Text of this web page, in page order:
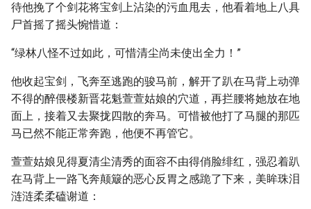
待他挽了个剑花将宝剑上沾染的污血甩去，他看着地上八具
尸首摇了摇头惋惜道：
“绿林八怪不过如此，可惜清尘尚未使出全力！”
他收起宝剑，飞奔至逃跑的骏马前，解开了趴在马背上动弹
不得的醉偎楼新晋花魁萱萱姑娘的穴道，再拦腰将她放在地
面上，接着又去聚拢四散的奔马。可惜被他打了马腿的那匹
马已然不能正常奔跑，他便不再管它。
萱萱姑娘见得夏清尘清秀的面容不由得俏脸绯红，强忍着趴
在马背上一路飞奔颠簸的恶心反胃之感跪了下来，美眸珠泪
涟涟柔柔磕谢道：